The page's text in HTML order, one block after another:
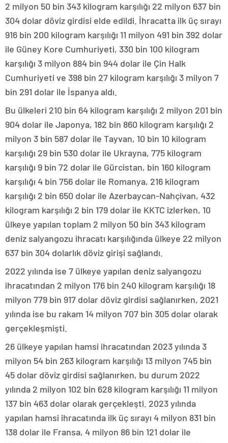
2 milyon 50 bin 343 kilogram karşılığı 22 milyon 637 bin
304 dolar döviz girdisi elde edildi. İhracatta ilk üç sırayı
916 bin 200 kilogram karşılığı 11 milyon 491 bin 392 dolar
ile Güney Kore Cumhuriyeti, 330 bin 100 kilogram
karşılığı 3 milyon 884 bin 944 dolar ile Çin Halk
Cumhuriyeti ve 398 bin 27 kilogram karşılığı 3 milyon 7
bin 291 dolar ile İspanya aldı.
Bu ülkeleri 210 bin 64 kilogram karşılığı 2 milyon 201 bin
904 dolar ile Japonya, 182 bin 860 kilogram karşılığı 2
milyon 3 bin 587 dolar ile Tayvan, 10 bin 10 kilogram
karşılığı 29 bin 530 dolar ile Ukrayna, 775 kilogram
karşılığı 9 bin 72 dolar ile Gürcistan, bin 160 kilogram
karşılığı 4 bin 756 dolar ile Romanya, 216 kilogram
karşılığı 2 bin 650 dolar ile Azerbaycan-Nahçivan, 432
kilogram karşılığı 2 bin 179 dolar ile KKTC izlerken, 10
ülkeye yapılan toplam 2 milyon 50 bin 343 kilogram
deniz salyangozu ihracatı karşılığında ülkeye 22 milyon
637 bin 304 dolarlık döviz girişi sağlandı.
2022 yılında ise 7 ülkeye yapılan deniz salyangozu
ihracatından 2 milyon 176 bin 240 kilogram karşılığı 18
milyon 779 bin 917 dolar döviz girdisi sağlanırken, 2021
yılında ise bu rakam 14 milyon 707 bin 305 dolar olarak
gerçekleşmişti.
26 ülkeye yapılan hamsi ihracatından 2023 yılında 3
milyon 54 bin 263 kilogram karşılığı 13 milyon 745 bin
45 dolar döviz girdisi sağlanırken, bu durum 2022
yılında 2 milyon 102 bin 628 kilogram karşılığı 11 milyon
137 bin 463 dolar olarak gerçekleşti. 2023 yılında
yapılan hamsi ihracatında ilk üç sırayı 4 milyon 831 bin
138 dolar ile Fransa, 4 milyon 86 bin 121 dolar ile